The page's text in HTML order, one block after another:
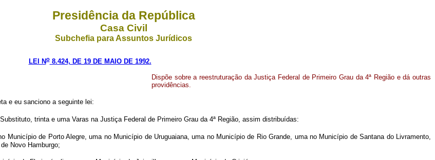
Presidência da República
Casa Civil
Subchefia para Assuntos Jurídicos
LEI No8.424, DE 19 DE MAIO DE 1992.
Dispõe sobre a reestruturação da Justiça Federal de Primeiro Grau da 4ª Região e dá outras
providências.
e eu sanciono a seguinte lei:
trinta e uma Varas na Justiça Federal de Primeiro Grau da 4ª Região, assim distribuídas:
Município de Porto Alegre, uma no Município de Uruguaiana, uma no Município de Rio Grande, uma no Município de Santana do Livramento,
Novo Hamburgo;